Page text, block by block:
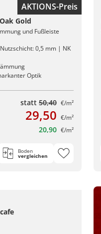
AKTIONS-Preis
Gold
und Fußleiste
0,5 mm | NK
Optik
statt 50,40 €/m²
29,50 €/m²
20,90 €/m²
Boden
vergleichen